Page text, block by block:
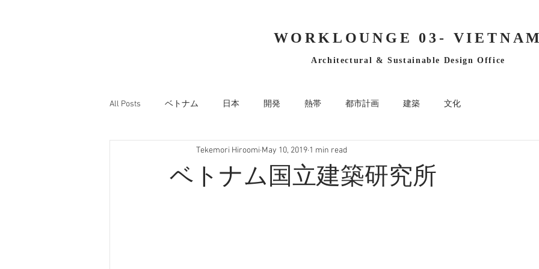
WORKLOUNGE 03-
Architectural & Sustainable Design Office
All Posts ベトナム 日本 開発 熱帯 都市計画 建築 文化
ベトナム国立建築研究所
Tekemori Hiroomi May 10, 2019 1 min read